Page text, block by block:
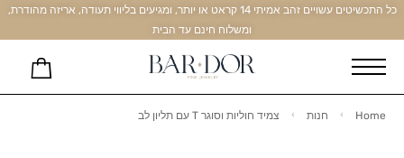
כל התכשיטים עשויים זהב אמיתי 14 קראט או יותר, ומגיעים בליווי תעודה, אריזה מהודרת,
ומשלוח חינם עד הבית
Home חנות צמיד חוליות וסוגר T עם תליון לב